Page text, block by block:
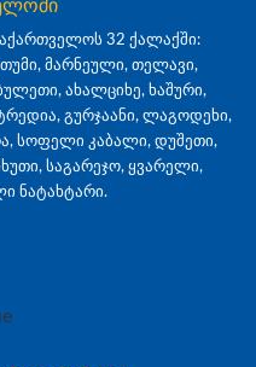
32 ქალაქში:
მარნეული, თელავი,
ახალციხე, ხაშური,
გურჯაანი, ლაგოდეხი,
სოფელი კაბალი, დუშეთი,
საგარეჯო, ყვარელი,
ნატახტარი.